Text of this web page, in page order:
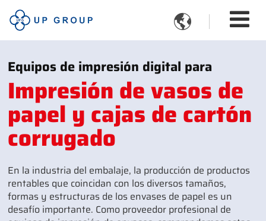

Equipos de impresión digital para
Impresión de vasos de
papel y cajas de cartón
corrugado
En la industria del embalaje, la producción de productos
rentables que coincidan con los diversos tamaños,
formas y estructuras de los envases de papel es un
desafío importante. Como proveedor profesional de